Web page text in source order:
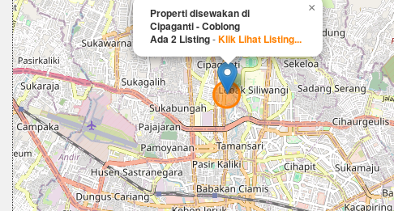
Properti disewakan di
Cipaganti - Coblong
Ada 2 Listing-Klik Lihat Listing...
×